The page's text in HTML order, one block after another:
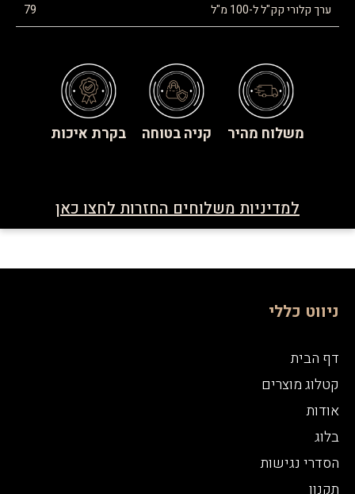
ערך קלורי קק"ל ל-100 מ"ל
79
משלוח מהיר קניה בטוחה בקרת איכות
למדיניות משלוחים החזרות לחצו כאן
ניווט כללי
דף הבית
קטלוג מוצרים
אודות
בלוג
הסדרי נגישות
תקנון